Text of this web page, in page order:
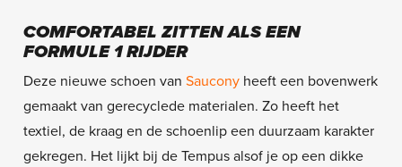
COMFORTABEL ZITTEN ALS EEN
FORMULE 1 RIJDER
Deze nieuwe schoen van Sauconyheeft een bovenwerk
gemaakt van gerecyclede materialen. Zo heeft het
textiel, de kraag en de schoenlip een duurzaam karakter
gekregen. Het lijkt bij de Tempus alsof je op een dikke